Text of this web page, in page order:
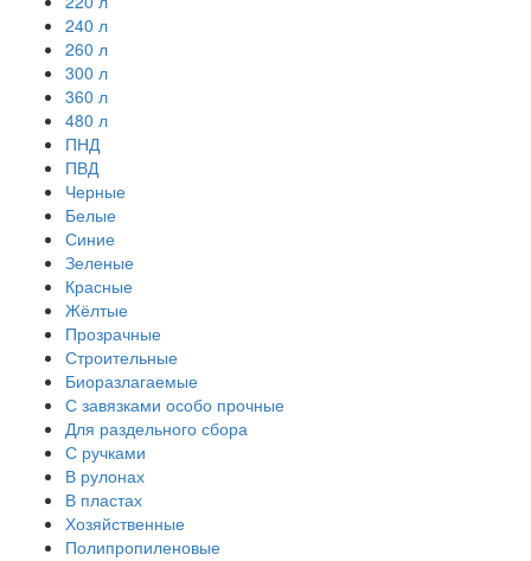
240 л
260 л
300 л
360 л
480 л
ПНД
ПВД
Черные
Белые
Синие
Зеленые
Красные
Жёлтые
Прозрачные
Строительные
Биоразлагаемые
С завязками особо прочные
Для раздельного сбора
С ручками
В рулонах
В пластах
Хозяйственные
Полипропиленовые